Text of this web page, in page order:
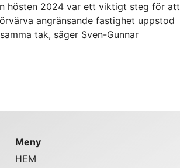
hösten 2024 var ett viktigt steg för att
angränsande fastighet uppstod
tak, säger Sven-Gunnar
Meny
HEM